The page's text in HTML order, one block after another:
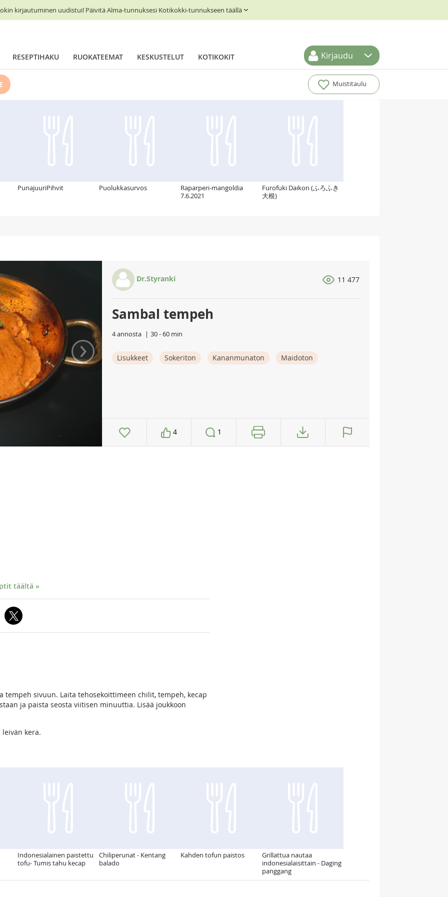
kirjautuminen uudistui! Päivitä Alma-tunnuksesi Kotikokki-tunnukseen täällä
RESEPTIHAKU RUOKATEEMAT KESKUSTELUT KOTIKOKIT Kirjaudu
Muistitaulu
PunajuuriPihvit Puolukkasurvos
Raparperi-mangoldia
7.6.2021
Furofuki Daikon (ふろふき
大根)
›
Dr.Styranki 11 477
Sambal tempeh
4 annosta 30 - 60 min
Lisukkeet Sokeriton Kananmunaton Maidoton
4 1
täältä »
tempeh sivuun. Laita tehosekoittimeen chilit, tempeh, kecap
ja paista seosta viitisen minuuttia. Lisää joukkoon
kera.
Indonesialainen paistettu
tofu- Tumis tahu kecap
Chiliperunat - Kentang
balado
Kahden tofun paistos
Grillattua nautaa
indonesialaisittain - Daging
panggang